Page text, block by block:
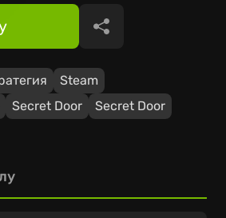
Steam
Secret Door Secret Door
Бөлісу